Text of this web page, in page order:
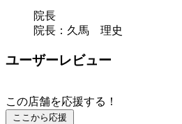
院長
院長：久馬 理史
ユーザーレビュー
この店舗を応援する！
ここから応援